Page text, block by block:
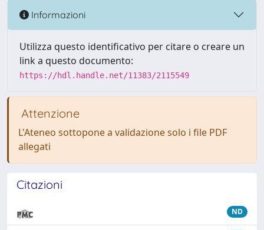
Informazioni
Utilizza questo identificativo per citare o creare un
link a questo documento:
https://hdl.handle.net/11383/2115549
Attenzione
L'Ateneo sottopone a validazione solo i file PDF
allegati
Citazioni
ND